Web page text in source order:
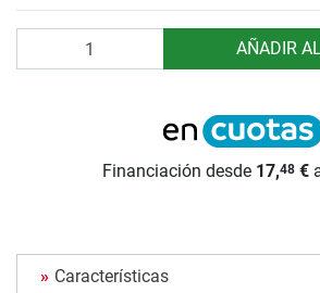
AÑADIR
Financiación desde 17,48€
Características